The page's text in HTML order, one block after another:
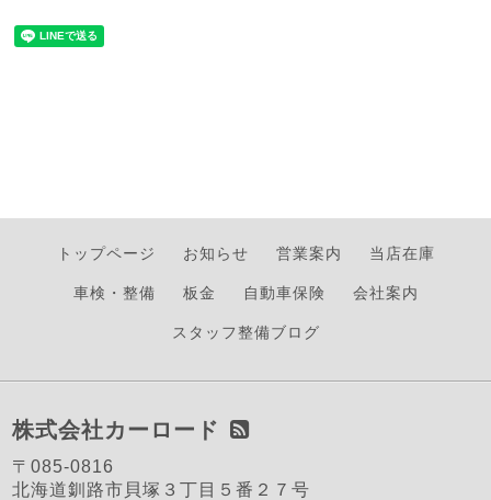
トップページ お知らせ 営業案内 当店在庫
車検・整備 板金 自動車保険 会社案内
スタッフ整備ブログ
株式会社カーロード
〒085-0816
北海道釧路市貝塚３丁目５番２７号